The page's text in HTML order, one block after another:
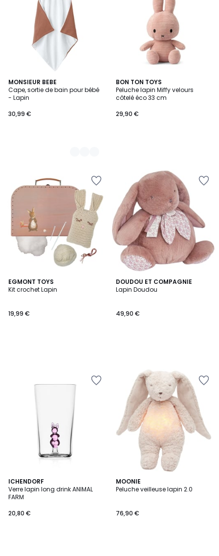
MONSIEUR BEBE
Cape, sortie de bain pour bébé
- Lapin
30,99 €
6
Couleurs
BON TON TOYS
Peluche lapin Miffy velours
côtelé éco 33 cm
29,90 €
EGMONT TOYS
Kit crochet Lapin
19,99 €
DOUDOU ET COMPAGNIE
Lapin Doudou
49,90 €
ICHENDORF
Verre lapin long drink ANIMAL
FARM
20,80 €
MOONIE
Peluche veilleuse lapin 2.0
76,90 €